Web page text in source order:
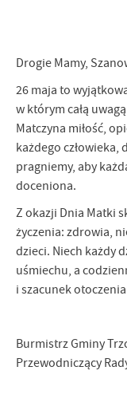
Drogie Mamy,
26 maja to
w którym całą
Matczyna miłość,
każdego człowieka,
pragniemy, aby
doceniona.
Z okazji Dnia Matki
życzenia: zdrowia,
dzieci. Niech każdy
uśmiechu, a
i szacunek
Burmistrz Gminy
Przewodniczący